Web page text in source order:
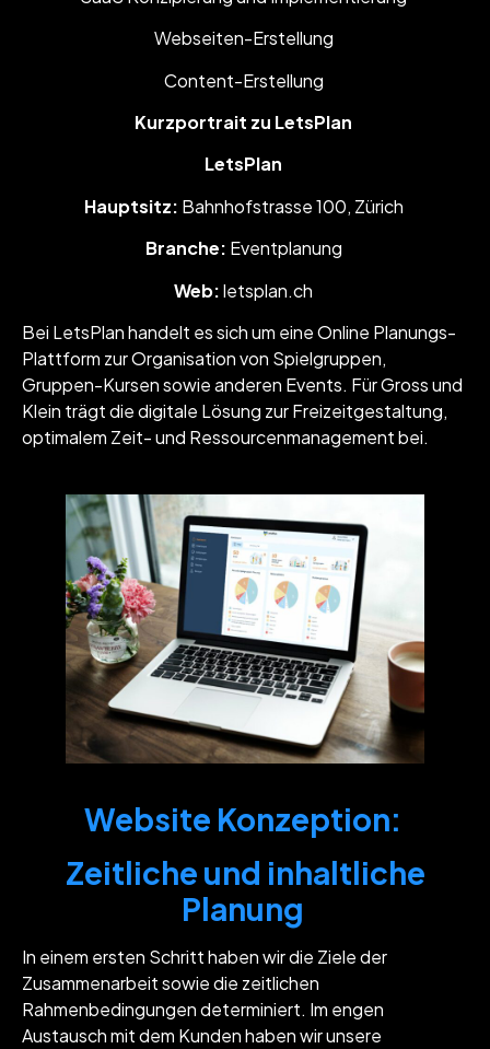
Webseiten-Erstellung
Content-Erstellung
Kurzportrait zu LetsPlan
LetsPlan
Hauptsitz: Bahnhofstrasse 100, Zürich
Branche: Eventplanung
Web:letsplan.ch
Bei LetsPlan handelt es sich um eine Online Planungs-
Plattform zur Organisation von Spielgruppen,
Gruppen-Kursen sowie anderen Events. Für Gross und
Klein trägt die digitale Lösung zur Freizeitgestaltung,
optimalem Zeit- und Ressourcenmanagement bei.
Website Konzeption:
Zeitliche und inhaltliche
Planung
In einem ersten Schritt haben wir die Ziele der
Zusammenarbeit sowie die zeitlichen
Rahmenbedingungen determiniert. Im engen
Austausch mit dem Kunden haben wir unsere